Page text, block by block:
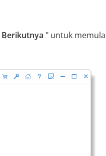
Berikutnya " untuk